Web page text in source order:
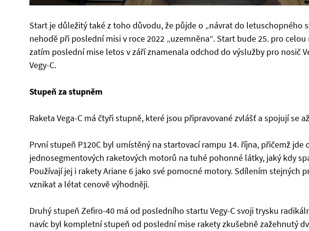
Start je důležitý také z toho důvodu, že půjde o „návrat do letuschopného
nehodě při poslední misi v roce 2022 „uzemněna“. Start bude 25. pro
zatím poslední mise letos v září znamenala odchod do výslužby pro nosič
Vegy-C.
Stupeň za stupněm
Raketa Vega-C má čtyři stupně, které jsou připravované zvlášť a spojují se
První stupeň P120C byl umístěný na startovací rampu 14. října, přičemž jde
jednosegmentových raketových motorů na tuhé pohonné látky, jaký kdy
Používají jej i rakety Ariane 6 jako své pomocné motory. Sdílením stejných
vznikat a létat cenově výhodněji.
Druhý stupeň Zefiro-40 má od posledního startu Vegy-C svoji trysku
navíc byl kompletní stupeň od poslední mise rakety zkušebně zažehnutý